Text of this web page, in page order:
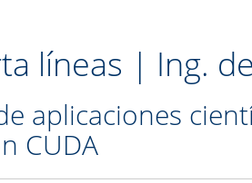
líneas | Ing.
aplicaciones
CUDA